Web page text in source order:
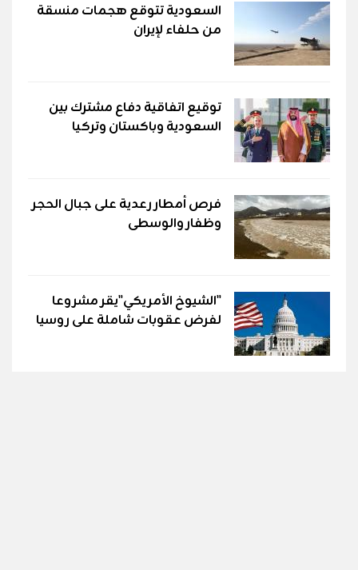
السعودية تتوقع هجمات منسقة
من حلفاء لإيران
توقيع اتفاقية دفاع مشترك بين
السعودية وباكستان وتركيا
فرص أمطار رعدية على جبال الحجر
وظفار والوسطى
"الشيوخ الأمريكي"يقر مشروعا
لفرض عقوبات شاملة على روسيا